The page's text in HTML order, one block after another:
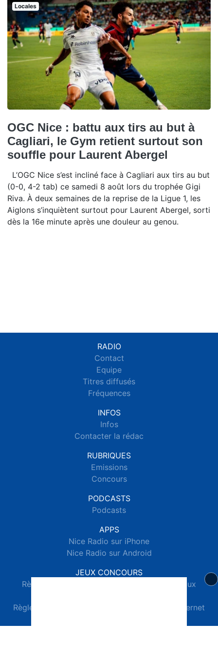
Locales
OGC Nice : battu aux tirs au but à
Cagliari, le Gym retient surtout son
souffle pour Laurent Abergel
L’OGC Nice s’est incliné face à Cagliari aux tirs au but
(0-0, 4-2 tab) ce samedi 8 août lors du trophée Gigi
Riva. À deux semaines de la reprise de la Ligue 1, les
Aiglons s’inquiètent surtout pour Laurent Abergel, sorti
dès la 16e minute après une douleur au genou.
RADIO
Contact
Equipe
Titres diffusés
Fréquences
INFOS
Infos
Contacter la rédac
RUBRIQUES
Emissions
Concours
PODCASTS
Podcasts
APPS
Nice Radio sur iPhone
Nice Radio sur Android
JEUX CONCOURS
Règlements des jeux concours réseaux sociaux
Règlements des jeux concours téléphone et internet